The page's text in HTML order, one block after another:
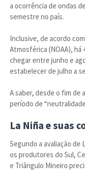
a ocorrência de ondas
semestre no país.
Inclusive, de acordo
Atmosférica (NOAA), há
chegar entre junho e
estabelecer de julho a
A saber, desde o fim de
período de
La Niña e suas
Segundo a avaliação de
os produtores do Sul,
e Triângulo Mineiro